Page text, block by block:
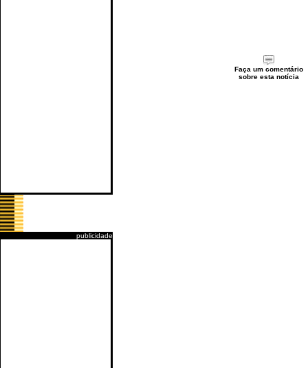
publicidade
Faça um comentário
sobre esta notícia